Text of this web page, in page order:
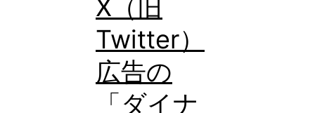
X（旧
Twitter）
広告の
「ダイナ